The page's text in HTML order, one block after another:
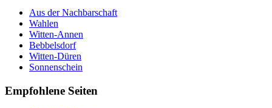
Aus der Nachbarschaft
Wahlen
Witten-Annen
Bebbelsdorf
Witten-Düren
Sonnenschein
Empfohlene Seiten